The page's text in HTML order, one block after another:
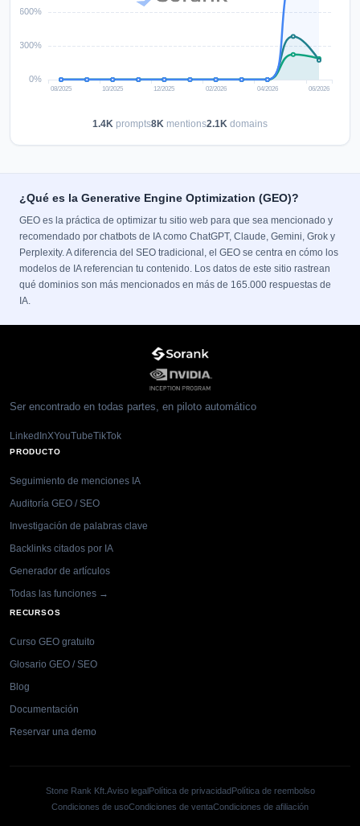
1.4K prompts8K mentions2.1K domains
¿Qué es la Generative Engine Optimization (GEO)?
GEO es la práctica de optimizar tu sitio web para que sea mencionado y
recomendado por chatbots de IA como ChatGPT, Claude, Gemini, Grok y
Perplexity. A diferencia del SEO tradicional, el GEO se centra en cómo los
modelos de IA referencian tu contenido. Los datos de este sitio rastrean
qué dominios son más mencionados en más de 165.000 respuestas de
IA.
Ser encontrado en todas partes, en piloto automático
LinkedInXYouTubeTikTok
PRODUCTO
Seguimiento de menciones IA
Auditoría GEO / SEO
Investigación de palabras clave
Backlinks citados por IA
Generador de artículos
Todas las funciones →
RECURSOS
Curso GEO gratuito
Glosario GEO / SEO
Blog
Documentación
Reservar una demo
Stone Rank Kft. Aviso legalPolítica de privacidadPolítica de reembolso
Condiciones de usoCondiciones de ventaCondiciones de afiliación